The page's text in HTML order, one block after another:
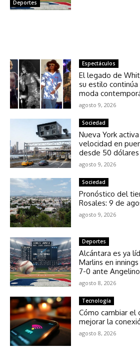
Deportes
Espectáculos
El legado de
su estilo
moda
agosto 9, 2026
Sociedad
Nueva York
velocidad en
desde 50 dólares
agosto 9, 2026
Sociedad
Pronóstico del
Rosales: 9 de
agosto 9, 2026
Deportes
Alcántara es ya
Marlins en
7-0 ante
agosto 8, 2026
Tecnología
Cómo cambiar el
mejorar la
agosto 8, 2026